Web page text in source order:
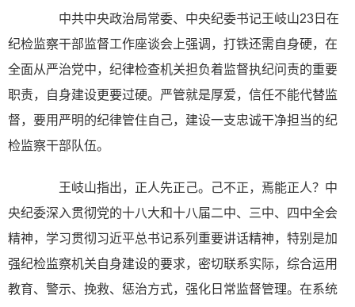
中共中央政治局常委、中央纪委书记王岐山23日在
纪检监察干部监督工作座谈会上强调，打铁还需自身硬，在
全面从严治党中，纪律检查机关担负着监督执纪问责的重要
职责，自身建设更要过硬。严管就是厚爱，信任不能代替监
督，要用严明的纪律管住自己，建设一支忠诚干净担当的纪
检监察干部队伍。
王岐山指出，正人先正己。己不正，焉能正人？中
央纪委深入贯彻党的十八大和十八届二中、三中、四中全会
精神，学习贯彻习近平总书记系列重要讲话精神，特别是加
强纪检监察机关自身建设的要求，密切联系实际，综合运用
教育、警示、挽救、惩治方式，强化日常监督管理。在系统